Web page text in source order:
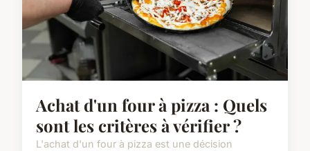
Achat d'un four à pizza : Quels
sont les critères à vérifier ?
L'achat d'un four à pizza est une décision